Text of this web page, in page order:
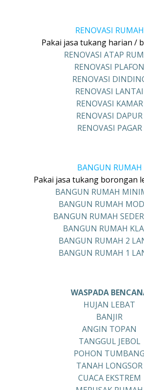
RENOVASI RUMAH
Pakai jasa tukang harian /
RENOVASI ATAP
RENOVASI PLAFON
RENOVASI
RENOVASI LANTAI
RENOVASI KAMAR
RENOVASI DAPUR
RENOVASI PAGAR
BANGUN RUMAH
Pakai jasa tukang borongan
BANGUN RUMAH
BANGUN RUMAH
BANGUN RUMAH
BANGUN RUMAH
BANGUN RUMAH 2
BANGUN RUMAH 1
WASPADA
HUJAN LEBAT
BANJIR
ANGIN TOPAN
TANGGUL JEBOL
POHON TUMBANG
TANAH LONGSOR
CUACA EKSTREM